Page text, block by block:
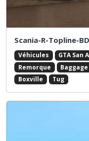
Scania-R-Topline-
Véhicules GTA San
Remorque
Baggage
Boxville
Tug